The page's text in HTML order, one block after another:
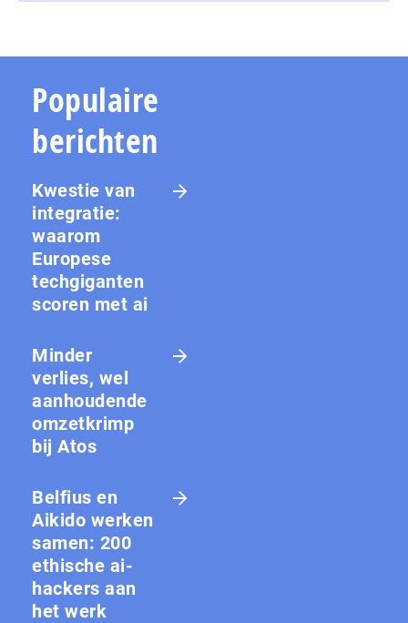
Populaire
berichten
Kwestie van
integratie:
waarom
Europese
techgiganten
scoren met ai
Minder
verlies, wel
aanhoudende
omzetkrimp
bij Atos
Belfius en
Aikido werken
samen: 200
ethische ai-
hackers aan
het werk